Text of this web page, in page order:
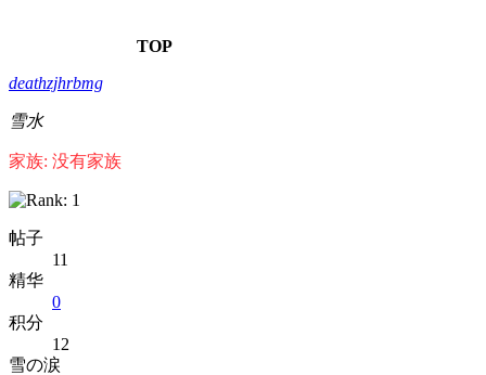
TOP
deathzjhrbmg
雪水
家族: 没有家族
帖子
11
精华
0
积分
12
雪の涙